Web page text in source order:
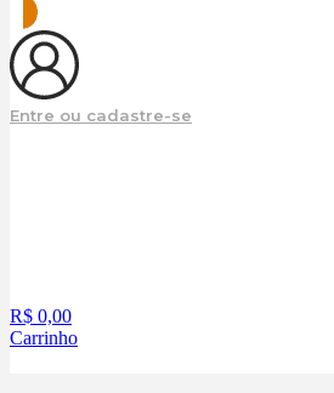
Entre ou cadastre-se
R$ 0,00
Carrinho